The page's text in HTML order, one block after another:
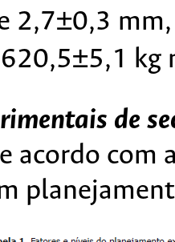
2,7±0,3
kg
de
acordo com